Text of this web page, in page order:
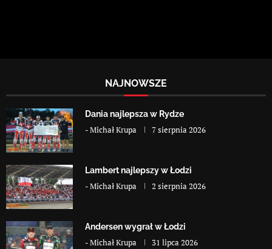
NAJNOWSZE
Dania najlepsza w Rydze
-Michał Krupa 7 sierpnia 2026
Lambert najlepszy w Łodzi
-Michał Krupa 2 sierpnia 2026
Andersen wygrał w Łodzi
-Michał Krupa 31 lipca 2026